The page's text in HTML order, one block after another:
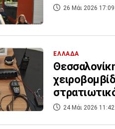
26 Μάι 2026 17:09
ΕΛΛΑΔΑ
24 Μάι 2026 11:42